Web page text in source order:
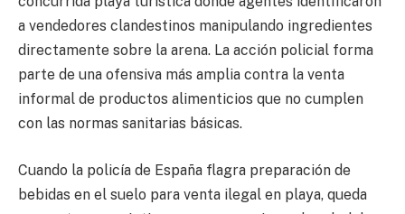
a vendedores clandestinos manipulando ingredientes
directamente sobre la arena. La acción policial forma
parte de una ofensiva más amplia contra la venta
informal de productos alimenticios que no cumplen
con las normas sanitarias básicas.
Cuando la policía de España flagra preparación de
bebidas en el suelo para venta ilegal en playa, queda